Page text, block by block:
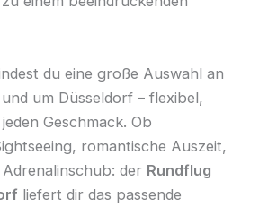
du eine große Auswahl an
um Düsseldorf – flexibel,
Geschmack. Ob
romantische Auszeit,
der Rundflug
liefert dir das passende